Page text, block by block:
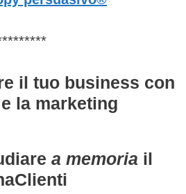
il tuo business con
la marketing
a memoria il